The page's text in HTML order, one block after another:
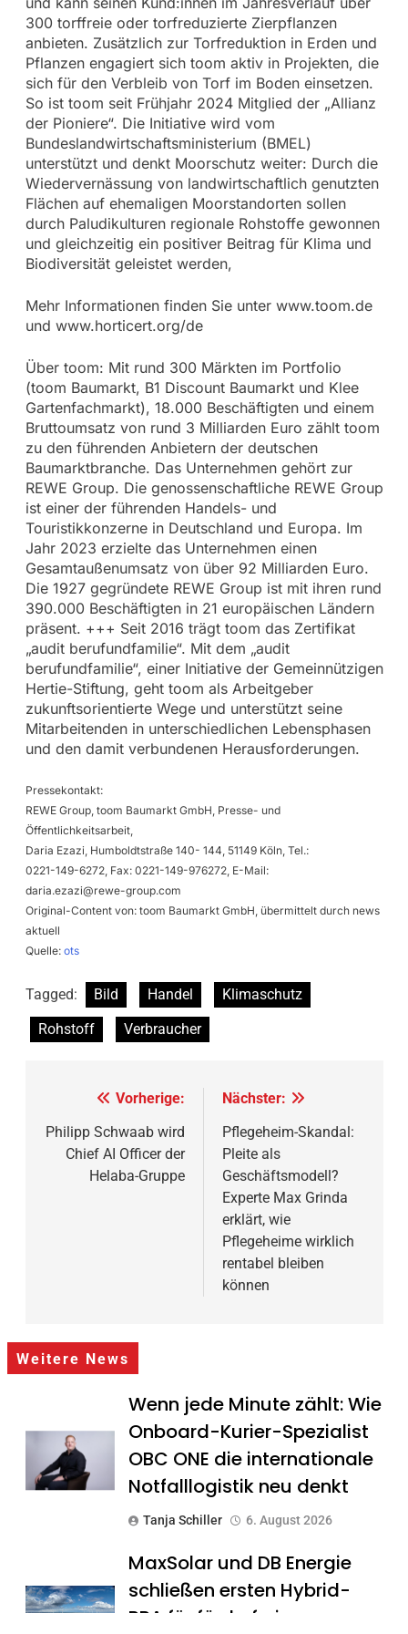
300 torffreie oder torfreduzierte Zierpflanzen
anbieten. Zusätzlich zur Torfreduktion in Erden und
Pflanzen engagiert sich toom aktiv in Projekten, die
sich für den Verbleib von Torf im Boden einsetzen.
So ist toom seit Frühjahr 2024 Mitglied der „Allianz
der Pioniere“. Die Initiative wird vom
Bundeslandwirtschaftsministerium (BMEL)
unterstützt und denkt Moorschutz weiter: Durch die
Wiedervernässung von landwirtschaftlich genutzten
Flächen auf ehemaligen Moorstandorten sollen
durch Paludikulturen regionale Rohstoffe gewonnen
und gleichzeitig ein positiver Beitrag für Klima und
Biodiversität geleistet werden,
Mehr Informationen finden Sie unter www.toom.de
und www.horticert.org/de
Über toom: Mit rund 300 Märkten im Portfolio
(toom Baumarkt, B1 Discount Baumarkt und Klee
Gartenfachmarkt), 18.000 Beschäftigten und einem
Bruttoumsatz von rund 3 Milliarden Euro zählt toom
zu den führenden Anbietern der deutschen
Baumarktbranche. Das Unternehmen gehört zur
REWE Group. Die genossenschaftliche REWE Group
ist einer der führenden Handels- und
Touristikkonzerne in Deutschland und Europa. Im
Jahr 2023 erzielte das Unternehmen einen
Gesamtaußenumsatz von über 92 Milliarden Euro.
Die 1927 gegründete REWE Group ist mit ihren rund
390.000 Beschäftigten in 21 europäischen Ländern
präsent. +++ Seit 2016 trägt toom das Zertifikat
„audit berufundfamilie“. Mit dem „audit
berufundfamilie“, einer Initiative der Gemeinnützigen
Hertie-Stiftung, geht toom als Arbeitgeber
zukunftsorientierte Wege und unterstützt seine
Mitarbeitenden in unterschiedlichen Lebensphasen
und den damit verbundenen Herausforderungen.
Pressekontakt:
REWE Group, toom Baumarkt GmbH, Presse- und
Öffentlichkeitsarbeit,
Daria Ezazi, Humboldtstraße 140- 144, 51149 Köln, Tel.:
0221-149-6272, Fax: 0221-149-976272, E-Mail:
daria.ezazi@rewe-group.com
Original-Content von: toom Baumarkt GmbH, übermittelt durch news
aktuell
Quelle: ots
Tagged: Bild Handel
Klimaschutz
Rohstoff
Verbraucher
Beitragsnavigation
Vorherige:
Philipp Schwaab wird
Chief AI Officer der
Helaba-Gruppe
Nächster:
Pflegeheim-Skandal:
Pleite als
Geschäftsmodell?
Experte Max Grinda
erklärt, wie
Pflegeheime wirklich
rentabel bleiben
können
Weitere News
Wenn jede Minute zählt: Wie
Onboard-Kurier-Spezialist
OBC ONE die internationale
Notfalllogistik neu denkt
Tanja Schiller 6. August 2026
MaxSolar und DB Energie
schließen ersten Hybrid-
PPA für förderfreie